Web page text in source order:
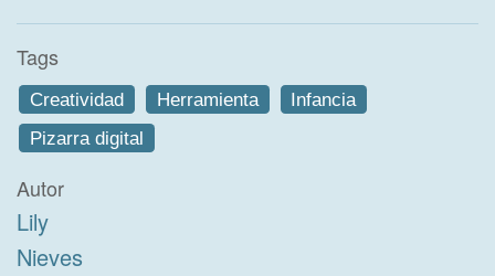
Tags
Creatividad Herramienta
Infancia
Pizarra digital
Autor
Lily
Nieves